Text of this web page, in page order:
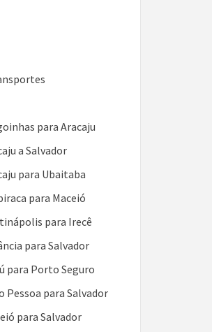
para Aracaju
a Salvador
para Ubaitaba
para Maceió
para Irecê
para Salvador
para Porto Seguro
Pessoa para Salvador
para Salvador